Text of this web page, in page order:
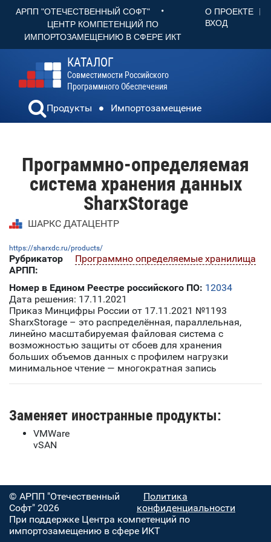
АРПП "ОТЕЧЕСТВЕННЫЙ СОФТ" •
ЦЕНТР КОМПЕТЕНЦИЙ ПО
ИМПОРТОЗАМЕЩЕНИЮ В СФЕРЕ ИКТ
О ПРОЕКТЕ
ВХОД
КАТАЛОГ
Совместимости Российского
Программного Обеспечения
Продукты Импортозамещение
Программно-определяемая
система хранения данных
SharxStorage
ШАРКС ДАТАЦЕНТР
https://sharxdc.ru/products/
Рубрикатор
АРПП:
Программно определяемые хранилища
Номер в Едином Реестре российского ПО: 12034
Дата решения: 17.11.2021
Приказ Минцифры России от 17.11.2021 №1193
SharxStorage – это распределённая, параллельная,
линейно масштабируемая файловая система с
возможностью защиты от сбоев для хранения
больших объемов данных с профилем нагрузки
минимальное чтение — многократная запись
Заменяет иностранные продукты:
VMWare
vSAN
© АРПП "Отечественный
Софт" 2026
Политика
конфиденциальности
При поддержке Центра компетенций по
импортозамещению в сфере ИКТ